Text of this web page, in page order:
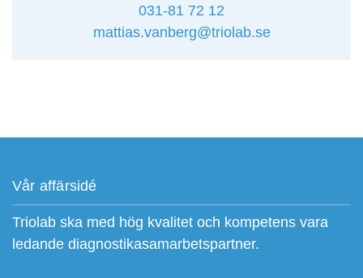
031-81 72 12
mattias.vanberg@triolab.se
Vår affärsidé
Triolab ska med hög kvalitet och kompetens vara
ledande diagnostikasamarbetspartner.